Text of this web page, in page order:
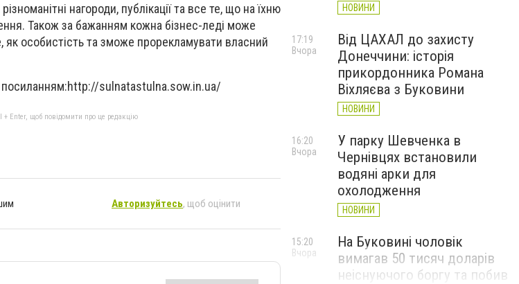
нагороди, публікації та все те, що на їхню
Також за бажанням кожна бізнес-леді може
особистість та зможе прорекламувати власний
посиланням:http://sulnatastulna.sow.in.ua/
+ Enter, щоб повідомити про це редакцію
Авторизуйтесь, щоб оцінити
НОВИНИ
Від ЦАХАЛ до захисту
Донеччини: історія
прикордонника Романа
Віхляєва з Буковини
НОВИНИ
17:19
Вчора
У парку Шевченка в
Чернівцях встановили
водяні арки для
охолодження
НОВИНИ
16:20
Вчора
На Буковині чоловік
вимагав 50 тисяч доларів
неіснуючого боргу та побив
15:20
Вчора